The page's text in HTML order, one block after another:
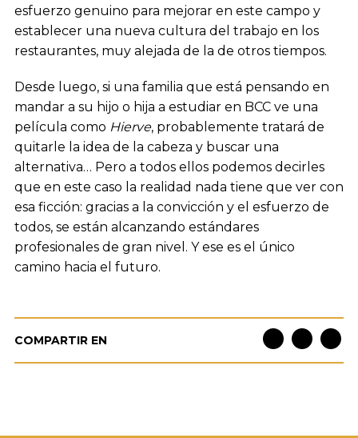
esfuerzo genuino para mejorar en este campo y
establecer una nueva cultura del trabajo en los
restaurantes, muy alejada de la de otros tiempos.
Desde luego, si una familia que está pensando en
mandar a su hijo o hija a estudiar en BCC ve una
película como Hierve, probablemente tratará de
quitarle la idea de la cabeza y buscar una
alternativa… Pero a todos ellos podemos decirles
que en este caso la realidad nada tiene que ver con
esa ficción: gracias a la convicción y el esfuerzo de
todos, se están alcanzando estándares
profesionales de gran nivel. Y ese es el único
camino hacia el futuro.
COMPARTIR EN